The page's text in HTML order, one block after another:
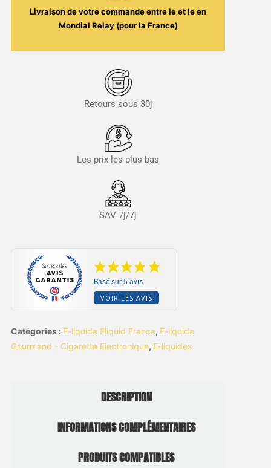
Livraison de votre commande entre leet leen
Mondial Relay (pour la France)
Retours sous 30j
Les prix les plus bas
SAV 7j/7j
Basé sur 5 avis
VOIR LES AVIS
Catégories : E-liquide Eliquid France, E-liquide
Gourmand - Cigarette Electronique, E-liquides
DESCRIPTION
INFORMATIONS COMPLÉMENTAIRES
PRODUITS COMPATIBLES